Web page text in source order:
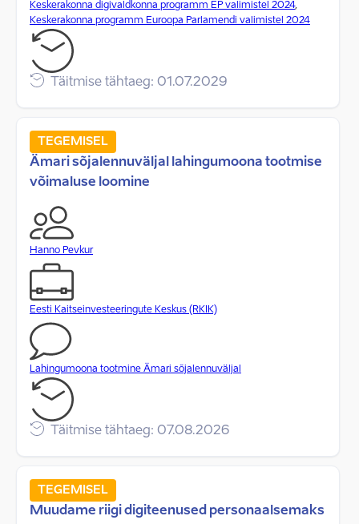
Keskerakonna digivaldkonna programm EP valimistel 2024,
Keskerakonna programm Euroopa Parlamendi valimistel 2024
Täitmise tähtaeg: 01.07.2029
TEGEMISEL
Ämari sõjalennuväljal lahingumoona tootmise
võimaluse loomine
Hanno Pevkur
Eesti Kaitseinvesteeringute Keskus (RKIK)
Lahingumoona tootmine Ämari sõjalennuväljal
Täitmise tähtaeg: 07.08.2026
TEGEMISEL
Muudame riigi digiteenused personaalsemaks